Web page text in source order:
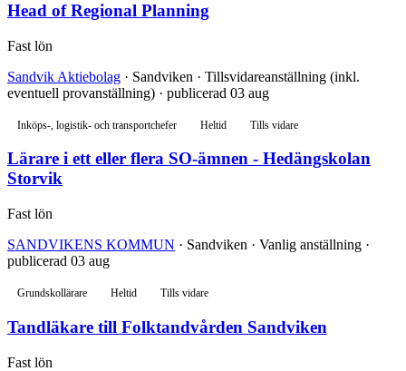
Head of Regional Planning
Fast lön
Sandvik Aktiebolag · Sandviken · Tillsvidareanställning (inkl.
eventuell provanställning) · publicerad 03 aug
Inköps-, logistik- och transportchefer Heltid Tills vidare
Lärare i ett eller flera SO-ämnen - Hedängskolan
Storvik
Fast lön
SANDVIKENS KOMMUN · Sandviken · Vanlig anställning ·
publicerad 03 aug
Grundskollärare Heltid Tills vidare
Tandläkare till Folktandvården Sandviken
Fast lön